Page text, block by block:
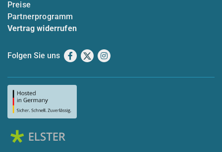
Preise
Partnerprogramm
Vertrag widerrufen
Folgen Sie uns Facebook
X Instagram